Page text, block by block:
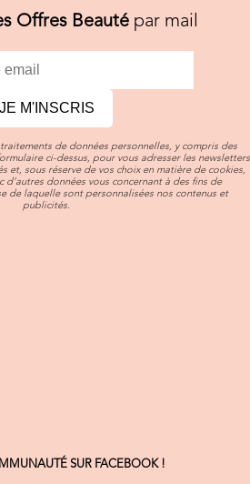
Offres Beautépar mail
JE M'INSCRIS
de données personnelles, y compris des
ci-dessus, pour vous adresser les newsletters
et, sous réserve de vos choix en matière de cookies,
d’autres données vous concernant à des fins de
de laquelle sont personnalisées nos contenus et
publicités.
SUR FACEBOOK !